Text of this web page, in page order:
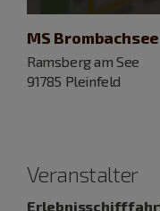
MS Brombachsee
Ramsberg am See
91785 Pleinfeld
Veranstalter